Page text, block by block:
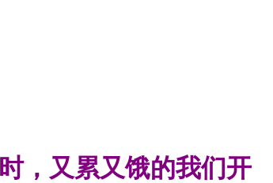
，又累又饿的我们开